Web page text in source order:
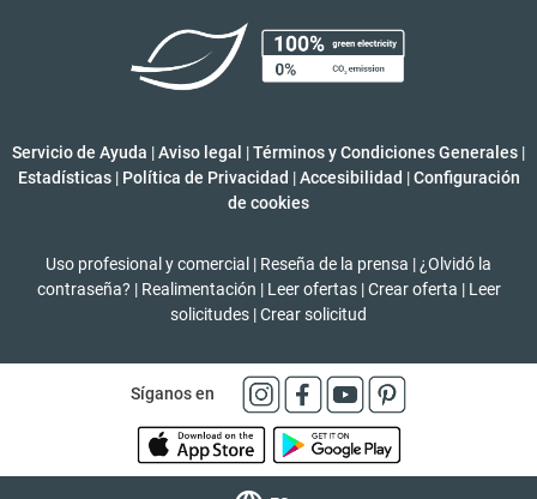
Servicio de Ayuda |Aviso legal |Términos y Condiciones Generales |
Estadísticas | Política de Privacidad | Accesibilidad | Configuración
de cookies
Uso profesional y comercial | Reseña de la prensa | ¿Olvidó la
contraseña? | Realimentación | Leer ofertas | Crear oferta | Leer
solicitudes |Crear solicitud
Síganos en